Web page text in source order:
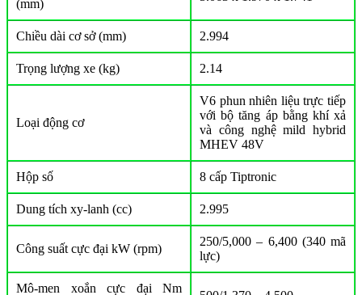
(mm)
Chiều dài cơ sở (mm) 2.994
Trọng lượng xe (kg) 2.14
Loại động cơ
V6 phun nhiên liệu trực tiếp
với bộ tăng áp bằng khí xả
và công nghệ mild hybrid
MHEV 48V
Hộp số 8 cấp Tiptronic
Dung tích xy-lanh (cc) 2.995
Công suất cực đại kW (rpm)
250/5,000 – 6,400 (340 mã
lực)
Mô-men xoắn cực đại Nm